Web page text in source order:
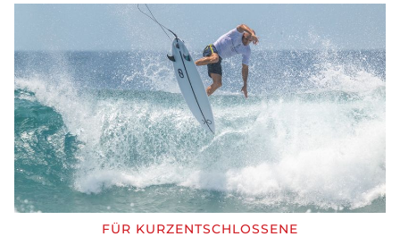
FÜR KURZENTSCHLOSSENE